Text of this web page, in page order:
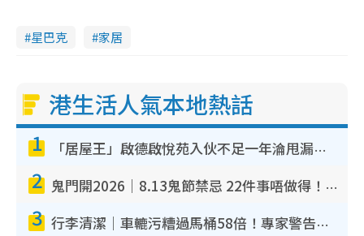
星巴克 家居
港生活人氣本地熱話
1 「居屋王」啟德啟悅苑入伙不足一年淪甩漏之王！插頭噴火花致大停電 多戶業主全屋家電報銷
2 鬼門開2026｜8.13鬼節禁忌 22件事唔做得！燒肉、刺身要少食？半夜勿吹口哨/打呢個電話
3 行李清潔｜車轆污糟過馬桶58倍！專家警告忌用酒精抹 教1招免污手除菌